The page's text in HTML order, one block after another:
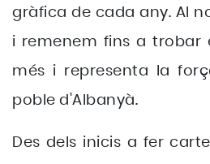
gràfica de cada any. Al
i remenem fins a trobar
més i representa la
poble d'Albanyà.
Des dels inicis a fer